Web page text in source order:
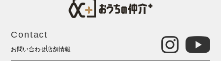
Contact
お問い合わせ 店舗情報